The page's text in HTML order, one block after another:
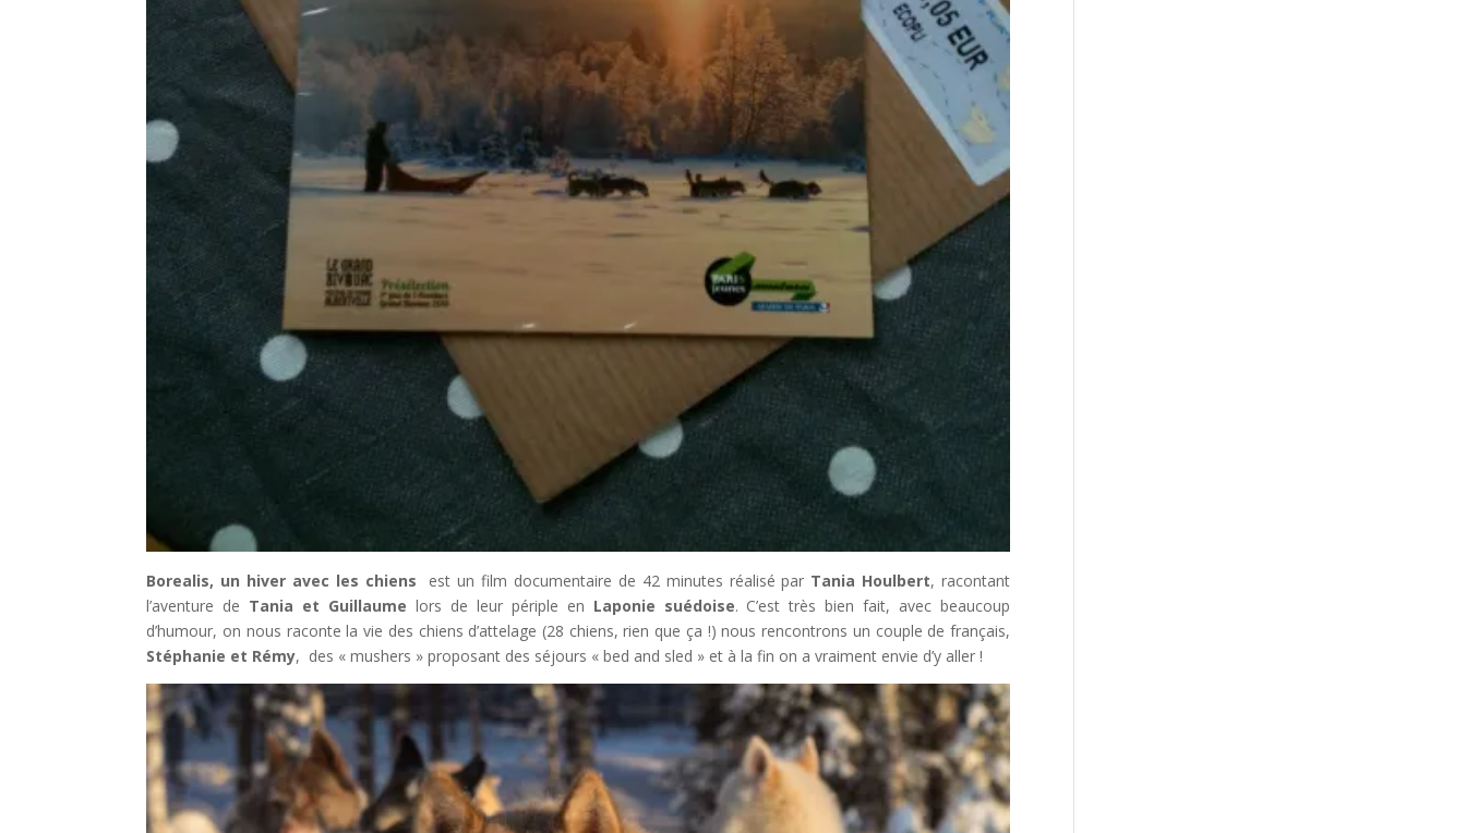
Borealis, un hiver avec les chiens est un film documentaire de 42 minutes réalisé par Tania Houlbert, racontant
l’aventure de Tania et Guillaume lors de leur périple en Laponie suédoise. C’est très bien fait, avec beaucoup
d’humour, on nous raconte la vie des chiens d’attelage (28 chiens, rien que ça !) nous rencontrons un couple de français,
Stéphanie et Rémy, des « mushers » proposant des séjours « bed and sled » et à la fin on a vraiment envie d’y aller !